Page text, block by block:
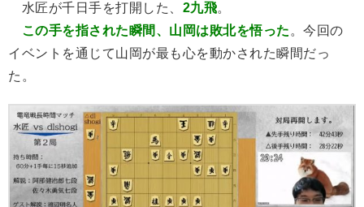
水匠が千日手を打開した、 2九飛。
この手を指された瞬間、山岡は敗北を悟った 。今回の
イベントを通じて山岡が最も心を動かされた瞬間だっ
た。